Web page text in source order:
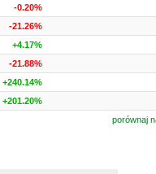
-0.20%
-21.26%
+4.17%
-21.88%
+240.14%
+201.20%
porównaj